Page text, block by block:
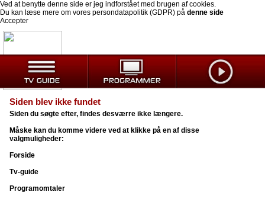
Ved at benytte denne side er jeg indforstået med brugen af cookies.
Du kan læse mere om vores persondatapolitik (GDPR) på denne side
Accepter
Siden blev ikke fundet
Siden du søgte efter, findes desværre ikke længere.
Måske kan du komme videre ved at klikke på en af disse
valgmuligheder:
Forside
Tv-guide
Programomtaler